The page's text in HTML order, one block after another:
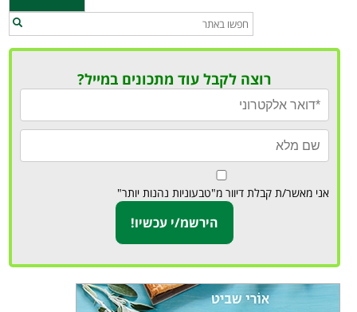
רוצה לקבל עוד מתכונים במייל?
אני מאשר/ת קבלת דיוור מ"טבעוניות נהנות יותר"